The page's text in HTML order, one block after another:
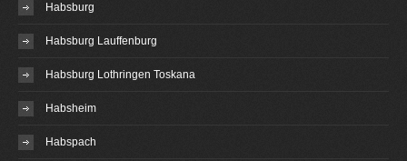
Habsburg
Habsburg Lauffenburg
Habsburg Lothringen Toskana
Habsheim
Habspach